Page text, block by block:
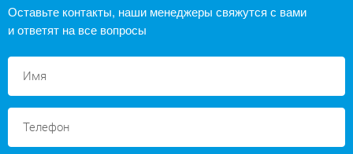
Оставьте контакты, наши менеджеры свяжутся с вами
и ответят на все вопросы